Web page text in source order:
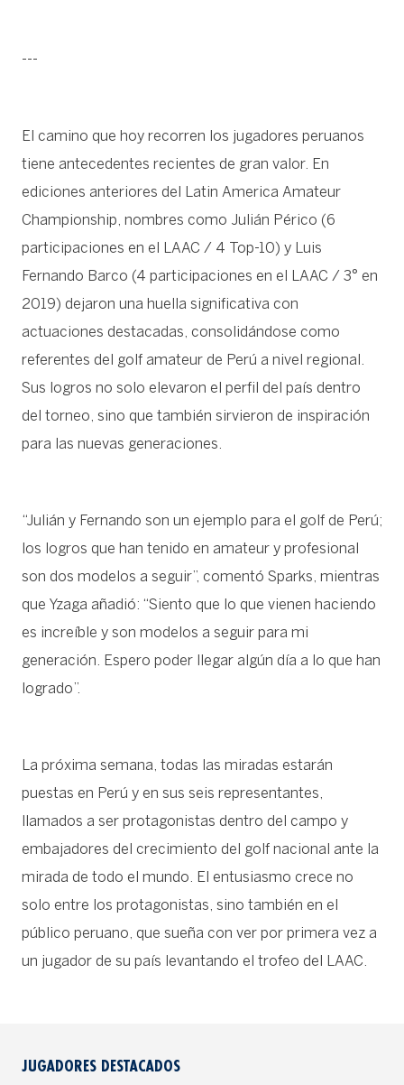
---
El camino que hoy recorren los jugadores peruanos
tiene antecedentes recientes de gran valor. En
ediciones anteriores del Latin America Amateur
Championship, nombres como Julián Périco (6
participaciones en el LAAC / 4 Top-10) y Luis
Fernando Barco (4 participaciones en el LAAC / 3° en
2019) dejaron una huella significativa con
actuaciones destacadas, consolidándose como
referentes del golf amateur de Perú a nivel regional.
Sus logros no solo elevaron el perfil del país dentro
del torneo, sino que también sirvieron de inspiración
para las nuevas generaciones.
“Julián y Fernando son un ejemplo para el golf de Perú;
los logros que han tenido en amateur y profesional
son dos modelos a seguir”, comentó Sparks, mientras
que Yzaga añadió: “Siento que lo que vienen haciendo
es increíble y son modelos a seguir para mi
generación. Espero poder llegar algún día a lo que han
logrado”.
La próxima semana, todas las miradas estarán
puestas en Perú y en sus seis representantes,
llamados a ser protagonistas dentro del campo y
embajadores del crecimiento del golf nacional ante la
mirada de todo el mundo. El entusiasmo crece no
solo entre los protagonistas, sino también en el
público peruano, que sueña con ver por primera vez a
un jugador de su país levantando el trofeo del LAAC.
JUGADORES DESTACADOS